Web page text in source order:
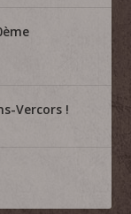
Vercors !